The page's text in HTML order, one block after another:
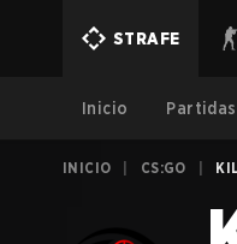
STRAFE
Inicio Partidas
INICIO CS:GO